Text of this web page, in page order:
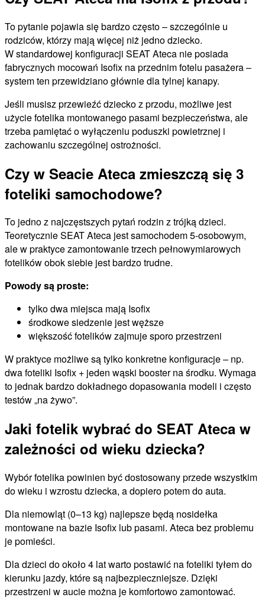
To pytanie pojawia się bardzo często – szczególnie u
rodziców, którzy mają więcej niż jedno dziecko.
W standardowej konfiguracji SEAT Ateca nie posiada
fabrycznych mocowań Isofix na przednim fotelu pasażera –
system ten przewidziano głównie dla tylnej kanapy.
Jeśli musisz przewieźć dziecko z przodu, możliwe jest
użycie fotelika montowanego pasami bezpieczeństwa, ale
trzeba pamiętać o wyłączeniu poduszki powietrznej i
zachowaniu szczególnej ostrożności.
Czy w Seacie Ateca zmieszczą się 3
foteliki samochodowe?
To jedno z najczęstszych pytań rodzin z trójką dzieci.
Teoretycznie SEAT Ateca jest samochodem 5-osobowym,
ale w praktyce zamontowanie trzech pełnowymiarowych
fotelików obok siebie jest bardzo trudne.
Powody są proste:
tylko dwa miejsca mają Isofix
środkowe siedzenie jest węższe
większość fotelików zajmuje sporo przestrzeni
W praktyce możliwe są tylko konkretne konfiguracje – np.
dwa foteliki Isofix + jeden wąski booster na środku. Wymaga
to jednak bardzo dokładnego dopasowania modeli i często
testów „na żywo”.
Jaki fotelik wybrać do SEAT Ateca w
zależności od wieku dziecka?
Wybór fotelika powinien być dostosowany przede wszystkim
do wieku i wzrostu dziecka, a dopiero potem do auta.
Dla niemowląt (0–13 kg) najlepsze będą nosidełka
montowane na bazie Isofix lub pasami. Ateca bez problemu
je pomieści.
Dla dzieci do około 4 lat warto postawić na foteliki tyłem do
kierunku jazdy, które są najbezpieczniejsze. Dzięki
przestrzeni w aucie można je komfortowo zamontować.